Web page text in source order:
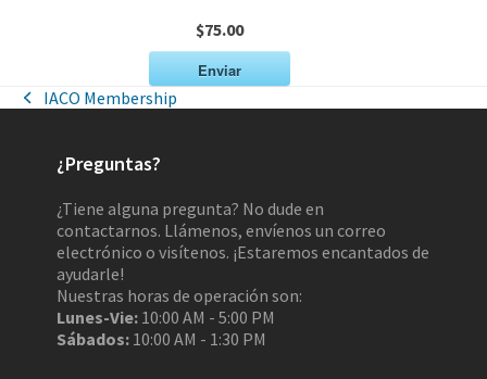
$75.00
Enviar
IACO Membership
¿Preguntas?
¿Tiene alguna pregunta? No dude en
contactarnos. Llámenos, envíenos un correo
electrónico o visítenos. ¡Estaremos encantados de
ayudarle!
Nuestras horas de operación son:
Lunes-Vie: 10:00 AM - 5:00 PM
Sábados: 10:00 AM - 1:30 PM